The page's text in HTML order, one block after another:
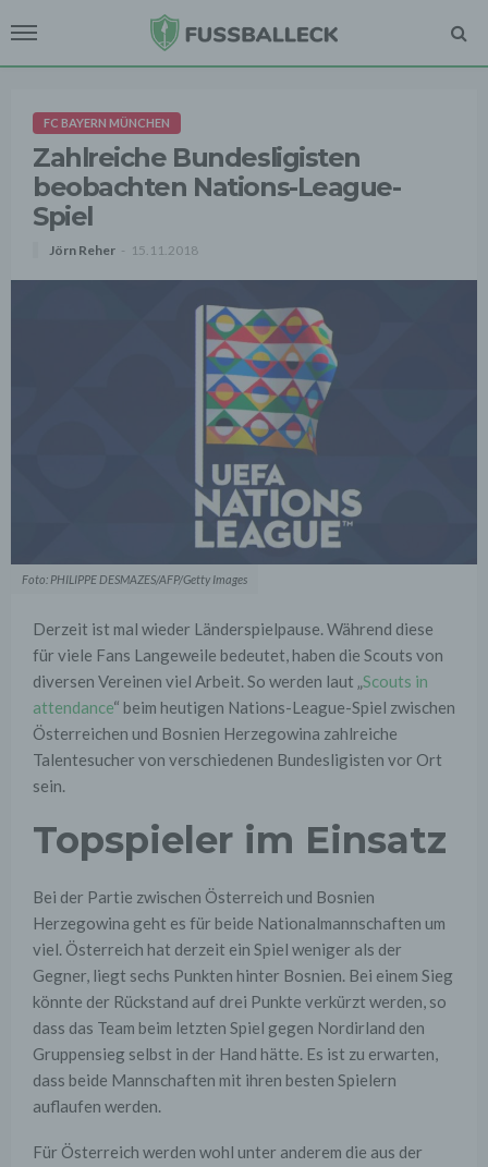
FC BAYERN MÜNCHEN
Zahlreiche Bundesligisten
beobachten Nations-League-
Spiel
Jörn Reher 15.11.2018
Foto: PHILIPPE DESMAZES/AFP/Getty Images
Derzeit ist mal wieder Länderspielpause. Während diese
für viele Fans Langeweile bedeutet, haben die Scouts von
diversen Vereinen viel Arbeit. So werden laut „Scouts in
attendance“ beim heutigen Nations-League-Spiel zwischen
Österreichen und Bosnien Herzegowina zahlreiche
Talentesucher von verschiedenen Bundesligisten vor Ort
sein.
Topspieler im Einsatz
Bei der Partie zwischen Österreich und Bosnien
Herzegowina geht es für beide Nationalmannschaften um
viel. Österreich hat derzeit ein Spiel weniger als der
Gegner, liegt sechs Punkten hinter Bosnien. Bei einem Sieg
könnte der Rückstand auf drei Punkte verkürzt werden, so
dass das Team beim letzten Spiel gegen Nordirland den
Gruppensieg selbst in der Hand hätte. Es ist zu erwarten,
dass beide Mannschaften mit ihren besten Spielern
auflaufen werden.
Für Österreich werden wohl unter anderem die aus der